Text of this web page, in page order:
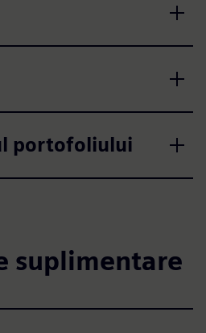
portofoliului
suplimentare